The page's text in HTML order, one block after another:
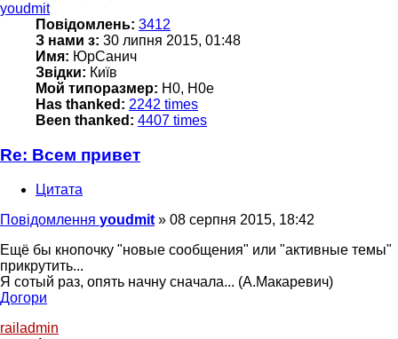
youdmit
Повідомлень: 3412
З нами з: 30 липня 2015, 01:48
Имя: ЮрСанич
Звідки: Київ
Мой типоразмер: H0, H0e
Has thanked: 2242 times
Been thanked: 4407 times
Re: Всем привет
Цитата
Повідомлення youdmit » 08 серпня 2015, 18:42
Ещё бы кнопочку "новые сообщения" или "активные темы"
прикрутить...
Я сотый раз, опять начну сначала... (А.Макаревич)
Догори
railadmin